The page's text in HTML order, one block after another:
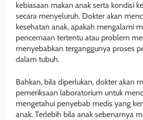
kebiasaan makan anak serta kondisi
secara menyeluruh. Dokter akan
kesehatan anak, apakah mengalami
pencernaan tertentu atau problem
menyebabkan terganggunya proses
dalam tubuh.
Bahkan, bila diperlukan, dokter akan
pemeriksaan laboratorium untuk
mengetahui penyebab medis yang
anak. Terlebih bila anak sebenarnya